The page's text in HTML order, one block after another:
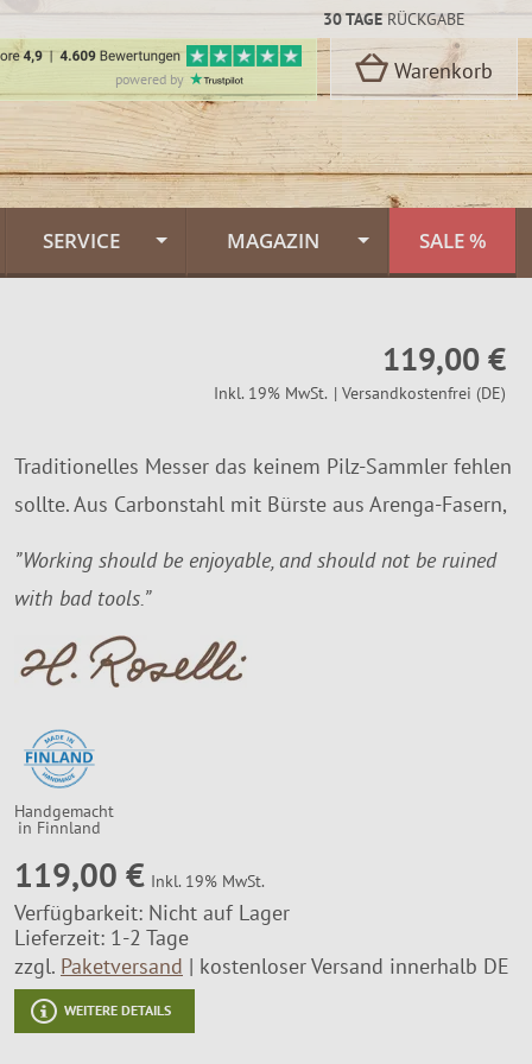
30 TAGERÜCKGABE
powered by Warenkorb
SERVICE
FINNWERK Qualität
Montageservice
MAGAZIN
Feuerlachs Galerie
Muurikka Pfannen
SALE %
119,00 €
Inkl. 19% MwSt. | Versandkostenfrei (DE)
Traditionelles Messer das keinem Pilz-Sammler fehlen
sollte. Aus Carbonstahl mit Bürste aus Arenga-Fasern,
”Working should be enjoyable, and should not be ruined
with bad tools.”
Handgemacht
in Finnland
119,00 € Inkl. 19% MwSt.
Verfügbarkeit: Nicht auf Lager
Lieferzeit: 1-2 Tage
zzgl. Paketversand kostenloser Versand innerhalb DE
WEITERE DETAILS